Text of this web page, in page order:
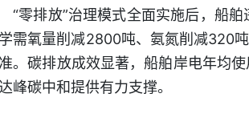
“零排放”治理模式全面实施后，船
需氧量削减2800吨、氨氮削减320
。碳排放成效显著，船舶岸电年均
峰碳中和提供有力支撑。